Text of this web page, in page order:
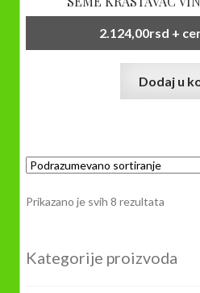
2.124,00rsd +
Dodaj u
Prikazano je svih 8 rezultata
Kategorije proizvoda